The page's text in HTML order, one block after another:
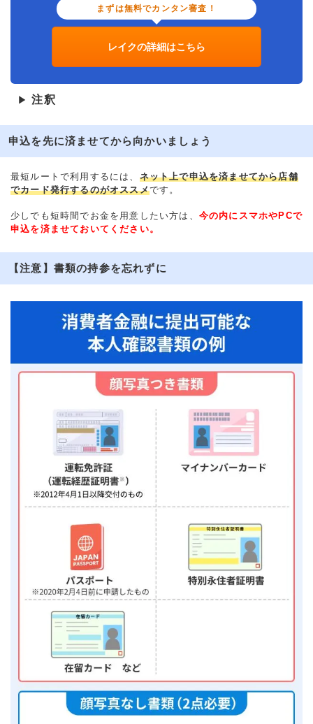
まずは無料でカンタン審査！
レイクの詳細はこちら
▶ 注釈
申込を先に済ませてから向かいましょう
最短ルートで利用するには、 ネット上で申込を済ませてから店舗
でカード発行するのがオススメです。
少しでも短時間でお金を用意したい方は、 今の内にスマホやPCで
申込を済ませておいてください。
【注意】書類の持参を忘れずに